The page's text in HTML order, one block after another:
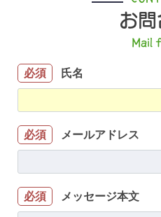
お
Mail
必須 氏名
必須 メールアドレス
必須 メッセージ本文